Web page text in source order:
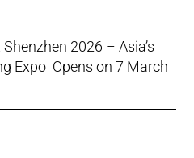
2026 – Asia’s
Expo Opens on 7 March